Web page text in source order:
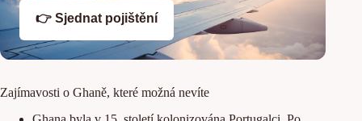
👉 Sjednat pojištění
Zajímavosti o Ghaně, které možná nevíte